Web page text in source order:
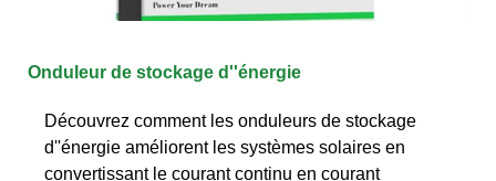
Onduleur de stockage d''énergie
Découvrez comment les onduleurs de stockage
d''énergie améliorent les systèmes solaires en
convertissant le courant continu en courant